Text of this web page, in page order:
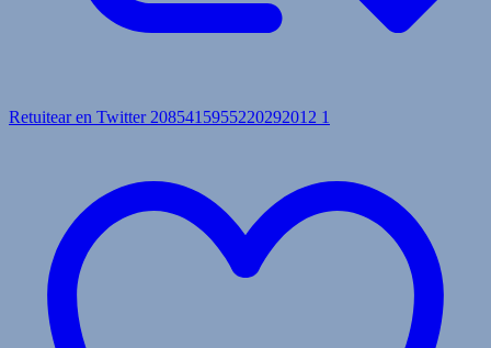
Retuitear en Twitter 2085415955220292012 1